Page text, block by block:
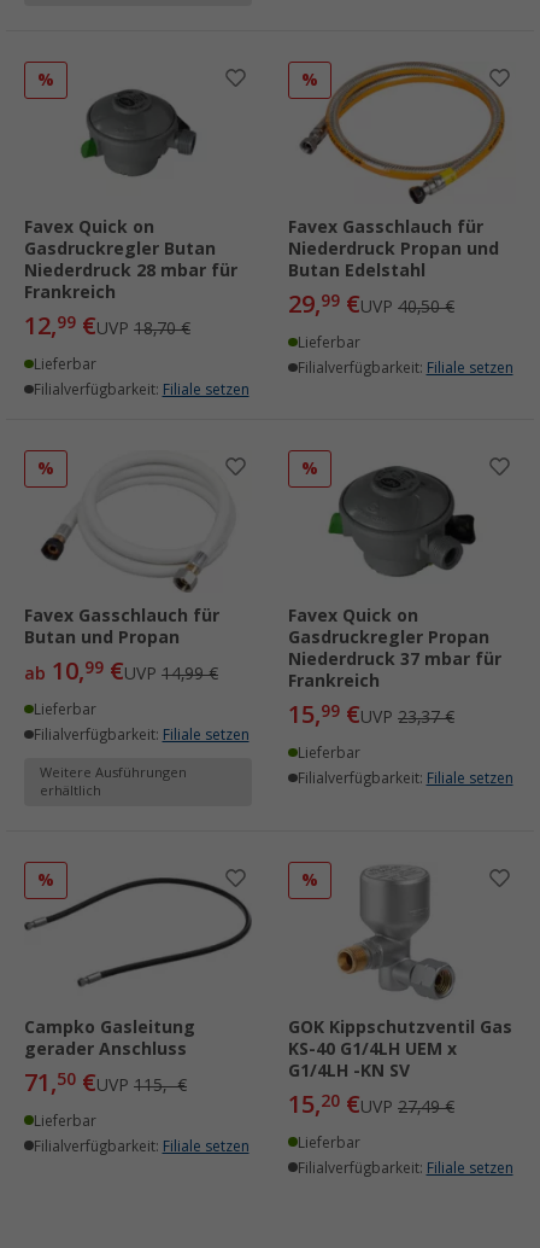
%
Favex Quick on
Gasdruckregler Butan
Niederdruck 28 mbar für
Frankreich
12,99 €UVP 18,70 €
Lieferbar
Filialverfügbarkeit: Filiale setzen
%
Favex Gasschlauch für
Niederdruck Propan und
Butan Edelstahl
29,99 €UVP 40,50 €
Lieferbar
Filialverfügbarkeit: Filiale setzen
%
Favex Gasschlauch für
Butan und Propan
ab 10,99 €UVP 14,99 €
Lieferbar
Filialverfügbarkeit: Filiale setzen
Weitere Ausführungen
erhältlich
%
Favex Quick on
Gasdruckregler Propan
Niederdruck 37 mbar für
Frankreich
15,99 €UVP 23,37 €
Lieferbar
Filialverfügbarkeit: Filiale setzen
%
Campko Gasleitung
gerader Anschluss
71,50 €UVP 115,- €
Lieferbar
Filialverfügbarkeit: Filiale setzen
%
GOK Kippschutzventil Gas
KS-40 G1/4LH UEM x
G1/4LH -KN SV
15,20 €UVP 27,49 €
Lieferbar
Filialverfügbarkeit: Filiale setzen